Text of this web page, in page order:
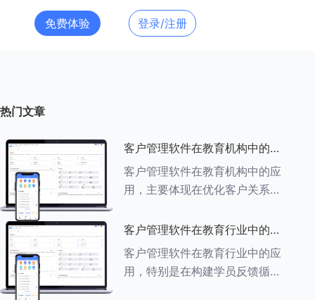
免费体验 登录/注册
热门文章
客户管理软件在教育机构中的应
用探索
客户管理软件在教育机构中的应
用，主要体现在优化客户关系管
作效率及促进业务增长等多个方
面。以下是对客户管理软件在教
育机构中应用的具体探索：
###一、
客户管理软件在教育行业中的学
员反馈循环机制
客户管理软件在教育行业中的应
用，特别是在构建学员反馈循环